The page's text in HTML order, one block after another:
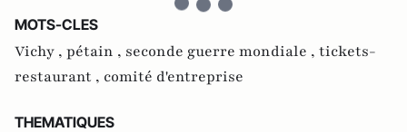
MOTS-CLES
Vichy , pétain , seconde guerre mondiale , tickets-
restaurant , comité d'entreprise
THEMATIQUES